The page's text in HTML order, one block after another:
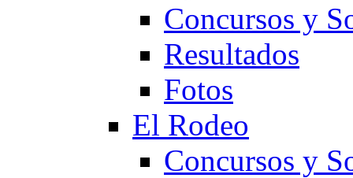
Concursos y
Resultados
Fotos
El Rodeo
Concursos y